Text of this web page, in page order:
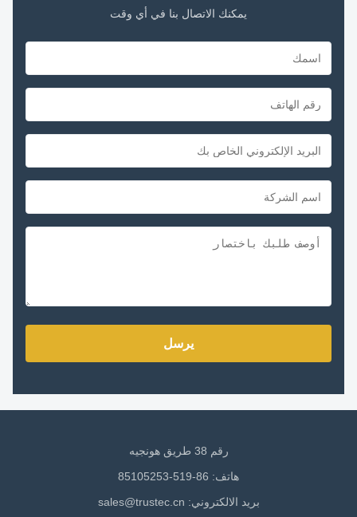
يمكنك الاتصال بنا في أي وقت
يرسل
هاتف: 86-519-85105253
بريد الالكتروني: sales@trustec.cn